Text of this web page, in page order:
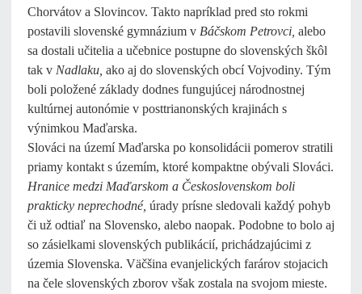
Chorvátov a Slovincov. Takto napríklad pred sto rokmi
postavili slovenské gymnázium v Báčskom Petrovci, alebo
sa dostali učitelia a učebnice postupne do slovenských škôl
tak v Nadlaku, ako aj do slovenských obcí Vojvodiny. Tým
boli položené základy dodnes fungujúcej národnostnej
kultúrnej autonómie v posttrianonských krajinách s
výnimkou Maďarska.
Slováci na území Maďarska po konsolidácii pomerov stratili
priamy kontakt s územím, ktoré kompaktne obývali Slováci.
Hranice medzi Maďarskom a Československom boli
prakticky neprechodné, úrady prísne sledovali každý pohyb
či už odtiaľ na Slovensko, alebo naopak. Podobne to bolo aj
so zásielkami slovenských publikácií, prichádzajúcimi z
územia Slovenska. Väčšina evanjelických farárov stojacich
na čele slovenských zborov však zostala na svojom mieste.